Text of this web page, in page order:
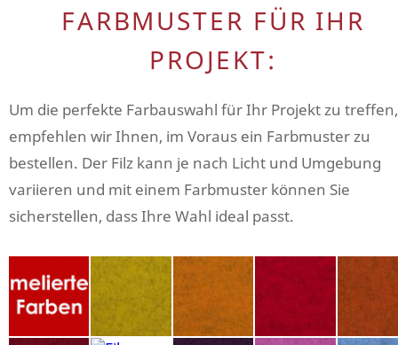
FARBMUSTER FÜR IHR
PROJEKT:
Um die perfekte Farbauswahl für Ihr Projekt zu treffen,
empfehlen wir Ihnen, im Voraus ein Farbmuster zu
bestellen. Der Filz kann je nach Licht und Umgebung
variieren und mit einem Farbmuster können Sie
sicherstellen, dass Ihre Wahl ideal passt.